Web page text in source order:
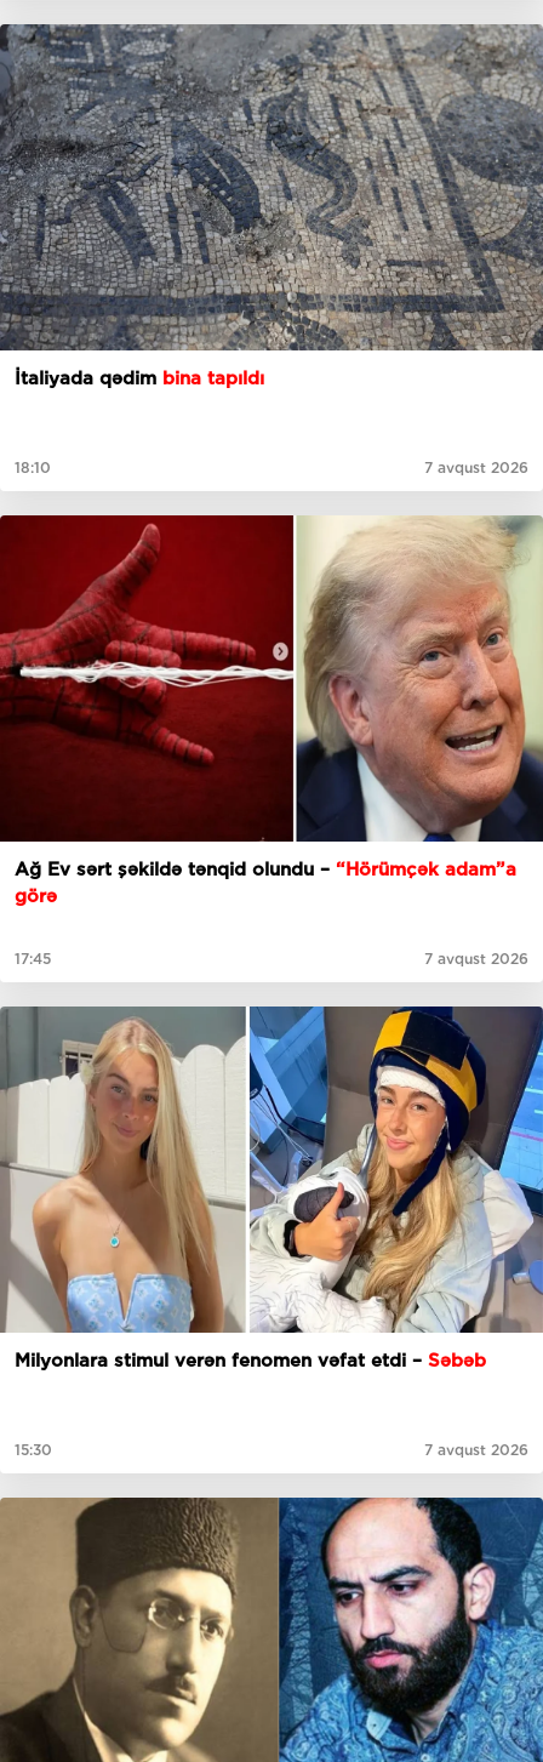
İtaliyada qədim bina tapıldı
18:10 7 avqust 2026
Ağ Ev sərt şəkildə tənqid olundu – “Hörümçək adam”a
görə
17:45 7 avqust 2026
Milyonlara stimul verən fenomen vəfat etdi – Səbəb
15:30 7 avqust 2026